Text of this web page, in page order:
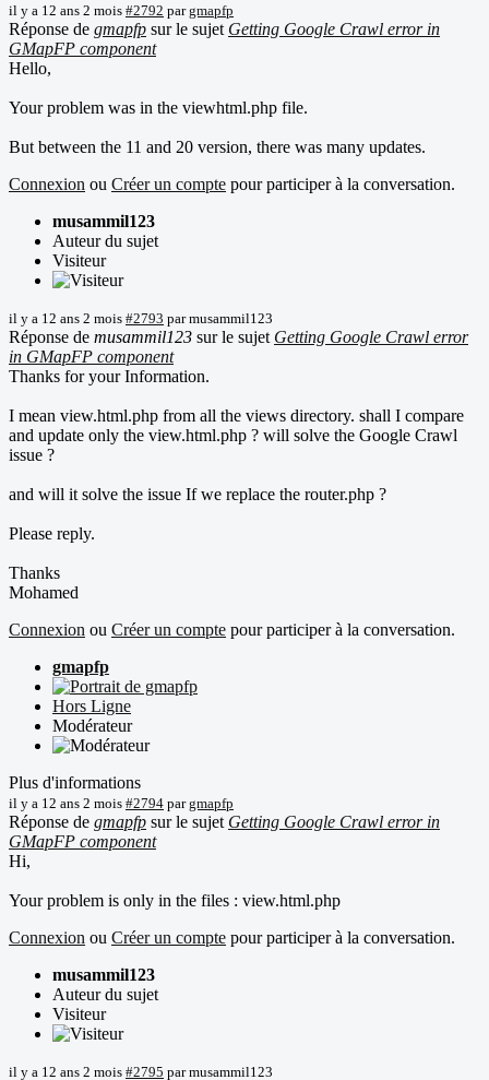
il y a 12 ans 2 mois #2792 pargmapfp
Réponse de gmapfp sur le sujet Getting Google Crawl error in
GMapFP component
Hello,
Your problem was in the viewhtml.php file.
But between the 11 and 20 version, there was many updates.
Connexion ou Créer un compte pour participer à la conversation.
musammil123
Auteur du sujet
Visiteur
il y a 12 ans 2 mois #2793 parmusammil123
Réponse de musammil123 sur le sujet Getting Google Crawl error
in GMapFP component
Thanks for your Information.
I mean view.html.php from all the views directory. shall I compare
and update only the view.html.php ? will solve the Google Crawl
issue ?
and will it solve the issue If we replace the router.php ?
Please reply.
Thanks
Mohamed
Connexion ou Créer un compte pour participer à la conversation.
gmapfp
Hors Ligne
Modérateur
Plus d'informations
il y a 12 ans 2 mois #2794 pargmapfp
Réponse de gmapfp sur le sujet Getting Google Crawl error in
GMapFP component
Hi,
Your problem is only in the files : view.html.php
Connexion ou Créer un compte pour participer à la conversation.
musammil123
Auteur du sujet
Visiteur
il y a 12 ans 2 mois #2795 parmusammil123